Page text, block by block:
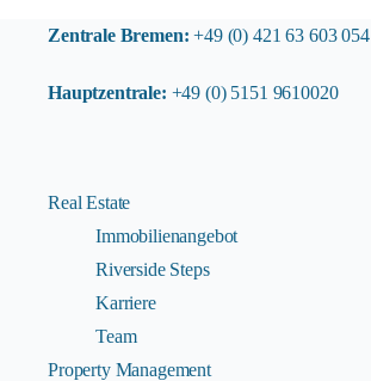
Zentrale Bremen: +49 (0) 421 63 603 054
Hauptzentrale: +49 (0) 5151 9610020
Real Estate
Immobilienangebot
Riverside Steps
Karriere
Team
Property Management